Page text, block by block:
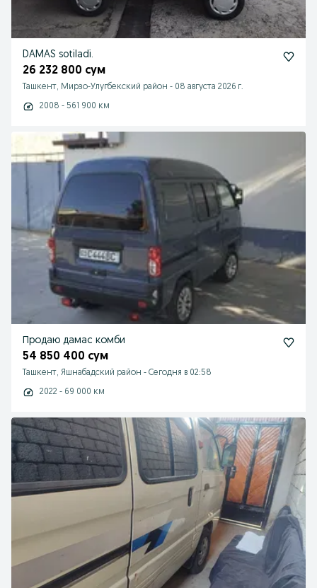
DAMAS sotiladi.
26 232 800 сум
Ташкент, Мирзо-Улугбекский район - 08 августа 2026 г.
2008 - 561 900 км
Продаю дамас комби
54 850 400 сум
Ташкент, Яшнабадский район - Сегодня в 02:58
2022 - 69 000 км